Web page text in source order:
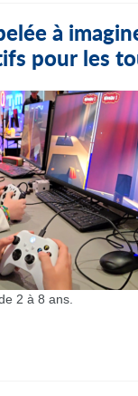
à
pour les
2 à 8 ans.